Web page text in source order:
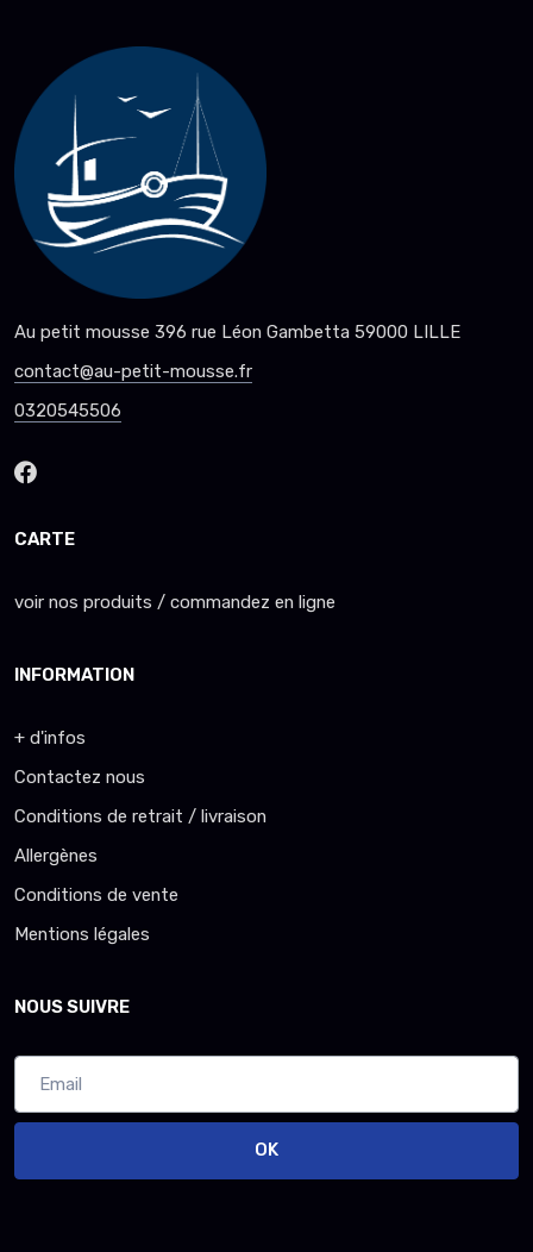
Au petit mousse 396 rue Léon Gambetta 59000 LILLE
contact@au-petit-mousse.fr
0320545506
CARTE
voir nos produits / commandez en ligne
INFORMATION
+ d'infos
Contactez nous
Conditions de retrait / livraison
Allergènes
Conditions de vente
Mentions légales
NOUS SUIVRE
OK